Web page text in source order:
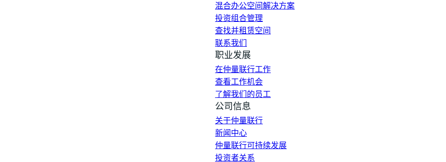
混合办公空间解决方案
投资组合管理
查找并租赁空间
联系我们
职业发展
在仲量联行工作
查看工作机会
了解我们的员工
公司信息
关于仲量联行
新闻中心
仲量联行可持续发展
投资者关系